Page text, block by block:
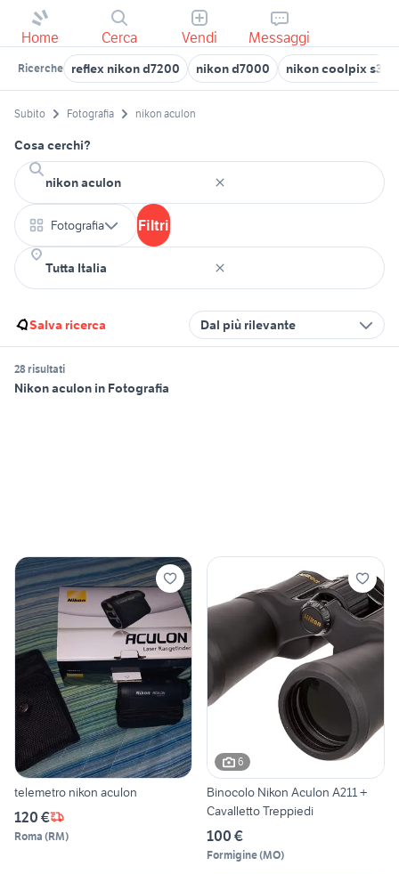
Home Cerca Vendi Messaggi
Ricerche reflex nikon d7200 nikon d7000 nikon coolpix
Subito Fotografia nikon aculon
Cosa cerchi?
Fotografia Filtri
Salva ricerca Dal più rilevante
28 risultati
Nikon aculon in Fotografia
telemetro nikon aculon
120 €
Roma (RM)
6
Binocolo Nikon Aculon A211 +
Cavalletto Treppiedi
100 €
Formigine(MO)